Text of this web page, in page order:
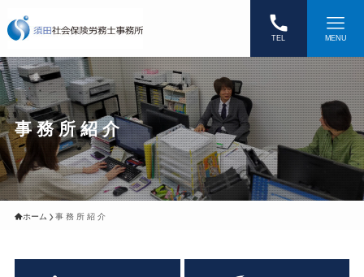
TEL MENU
事 務 所 紹 介
ホーム 事 務 所 紹 介